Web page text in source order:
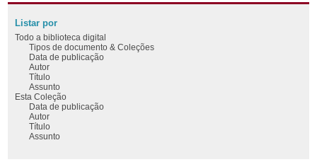
Listar por
Todo a biblioteca digital
Tipos de documento & Coleções
Data de publicação
Autor
Título
Assunto
Esta Coleção
Data de publicação
Autor
Título
Assunto